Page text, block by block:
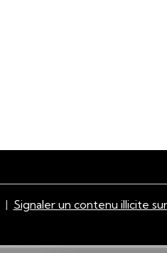
Signaler un contenu illicite